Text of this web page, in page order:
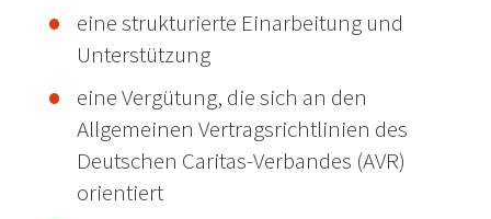
eine strukturierte Einarbeitung und
Unterstützung
eine Vergütung, die sich an den
Allgemeinen Vertragsrichtlinien des
Deutschen Caritas-Verbandes (AVR)
orientiert